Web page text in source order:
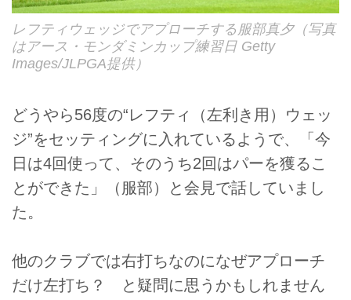
レフティウェッジでアプローチする服部真夕（写真
はアース・モンダミンカップ練習日 Getty
Images/JLPGA提供）
どうやら56度の“レフティ（左利き用）ウェッ
ジ”をセッティングに入れているようで、「今
日は4回使って、そのうち2回はパーを獲るこ
とができた」（服部）と会見で話していまし
た。
他のクラブでは右打ちなのになぜアプローチ
だけ左打ち？ と疑問に思うかもしれません